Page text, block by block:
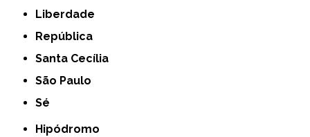
Liberdade
República
Santa Cecília
São Paulo
Sé
Hipódromo